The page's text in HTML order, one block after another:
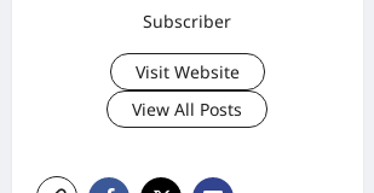
Subscriber
Visit Website
View All Posts